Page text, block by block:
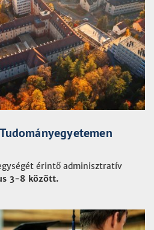
érintő adminisztratív
3-8 között.